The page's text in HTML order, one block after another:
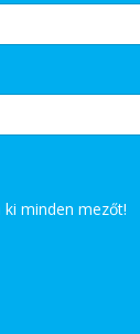
minden mezőt!